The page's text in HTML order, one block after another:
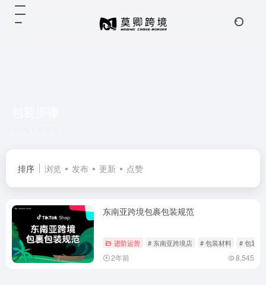
排序 浏览 发布 更新 点赞
东南亚跨境包裹包装规范
进阶运营 # 东南亚跨境店 # 包装材料 # 包装步
2年前 8,545